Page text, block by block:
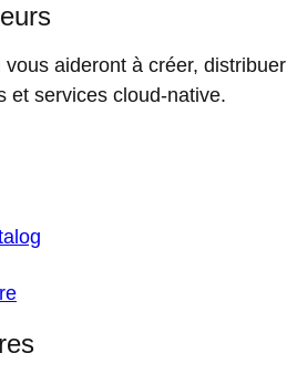
aideront à créer, distribuer
et services cloud-native.